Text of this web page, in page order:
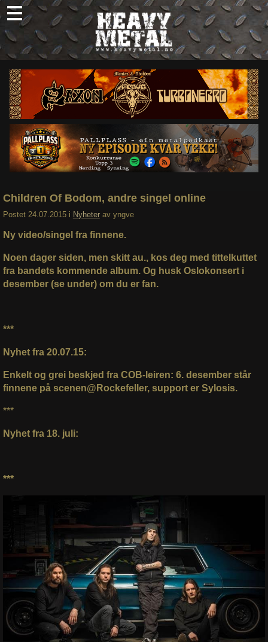
Skip
to
content
Nyheter
Omtaler
Intervjuer
Om oss
Abonner
Søk
Children Of Bodom, andre singel online
Postet 24.07.2015 i Nyheter av yngve
Ny video/singel fra finnene.
Noen dager siden, men skitt au., kos deg med tittelkuttet
fra bandets kommende album. Og husk Oslokonsert i
desember (se under) om du er fan.
***
Nyhet fra 20.07.15:
Enkelt og grei beskjed fra COB-leiren: 6. desember står
finnene på scenen@Rockefeller, support er Sylosis.
***
Nyhet fra 18. juli:
***